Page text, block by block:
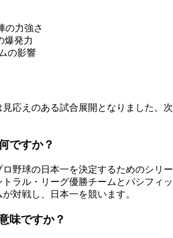
の力強さ
爆発力
の影響
応えのある試合展開となりました。次
ですか？
ロ野球の日本一を決定するためのシリー
ラル・リーグ優勝チームとパシフィッ
対戦し、日本一を競います。
味ですか？